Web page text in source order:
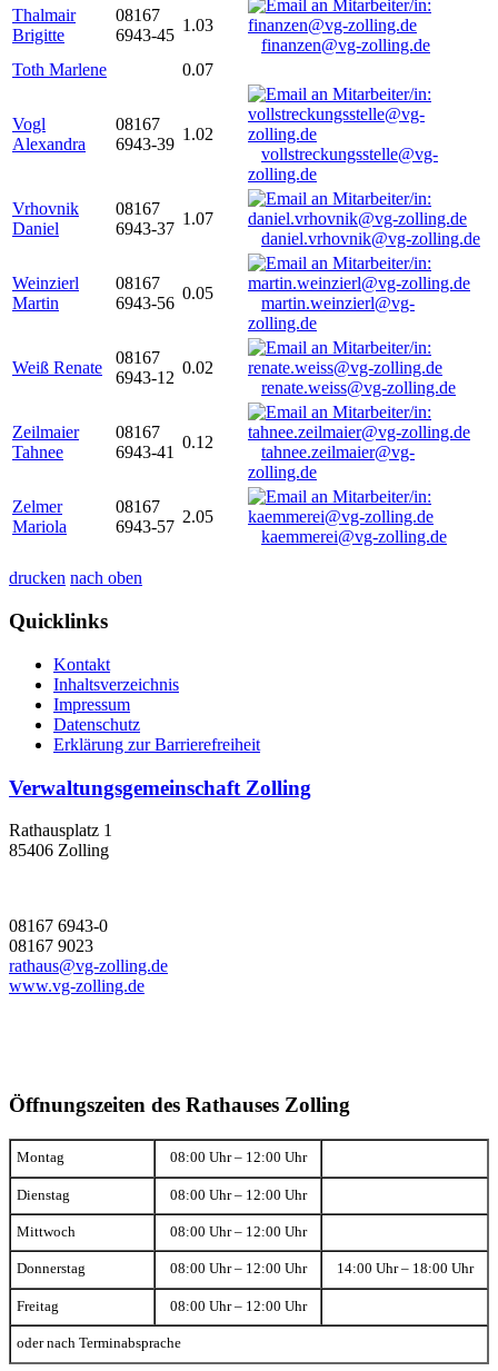
Thalmair
Brigitte
08167
6943-45
1.03
finanzen@vg-zolling.de
Toth Marlene
0.07
Vogl
Alexandra
08167
6943-39
1.02
vollstreckungsstelle@vg-
zolling.de
Vrhovnik
Daniel
08167
6943-37
1.07
daniel.vrhovnik@vg-zolling.de
Weinzierl
Martin
08167
6943-56
0.05
martin.weinzierl@vg-
zolling.de
Weiß Renate
08167
6943-12
0.02
renate.weiss@vg-zolling.de
Zeilmaier
Tahnee
08167
6943-41
0.12
tahnee.zeilmaier@vg-
zolling.de
Zelmer
Mariola
08167
6943-57
2.05
kaemmerei@vg-zolling.de
drucken nach oben
Quicklinks
Kontakt
Inhaltsverzeichnis
Impressum
Datenschutz
Erklärung zur Barrierefreiheit
Verwaltungsgemeinschaft Zolling
Rathausplatz 1
85406 Zolling
08167 6943-0
08167 9023
rathaus@vg-zolling.de
www.vg-zolling.de
Öffnungszeiten des Rathauses Zolling
Montag 08:00 Uhr – 12:00 Uhr
Dienstag 08:00 Uhr – 12:00 Uhr
Mittwoch 08:00 Uhr – 12:00 Uhr
Donnerstag 08:00 Uhr – 12:00 Uhr 14:00 Uhr – 18:00 Uhr
Freitag 08:00 Uhr – 12:00 Uhr
oder nach Terminabsprache